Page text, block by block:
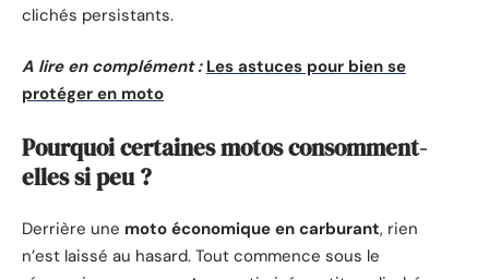
clichés persistants.
A lire en complément : Les astuces pour bien se
protéger en moto
Pourquoi certaines motos consomment-
elles si peu ?
Derrière une moto économique en carburant, rien
n’est laissé au hasard. Tout commence sous le